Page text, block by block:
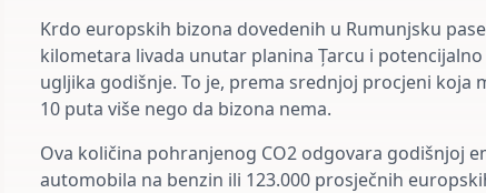
Krdo europskih bizona dovedenih u Rumunjsku
kilometara livada unutar planina Țarcu i
ugljika godišnje. To je, prema srednjoj procjeni koja
10 puta više nego da bizona nema.
Ova količina pohranjenog CO2 odgovara godišnjoj
automobila na benzin ili 123.000 prosječnih